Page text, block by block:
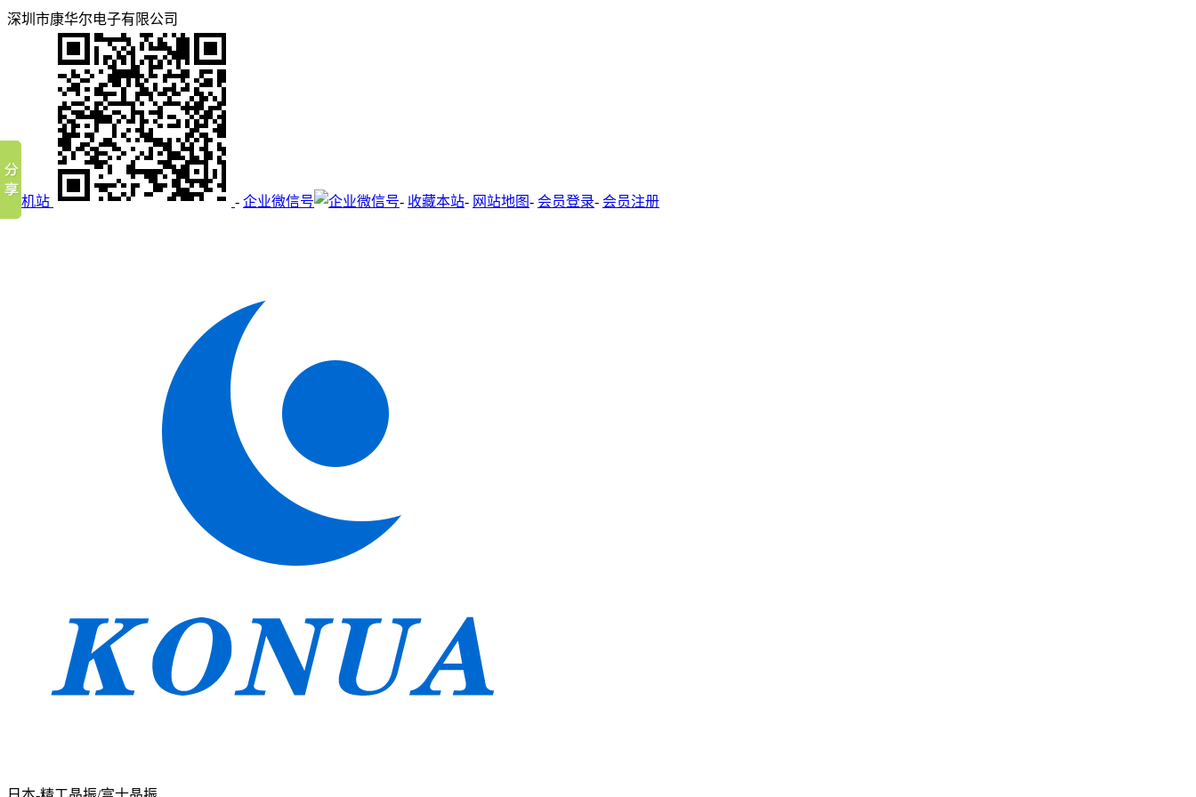
深圳市康华尔电子有限公司
手机站 - 企业微信号 - 收藏本站- 网站地图- 会员登录- 会员注册